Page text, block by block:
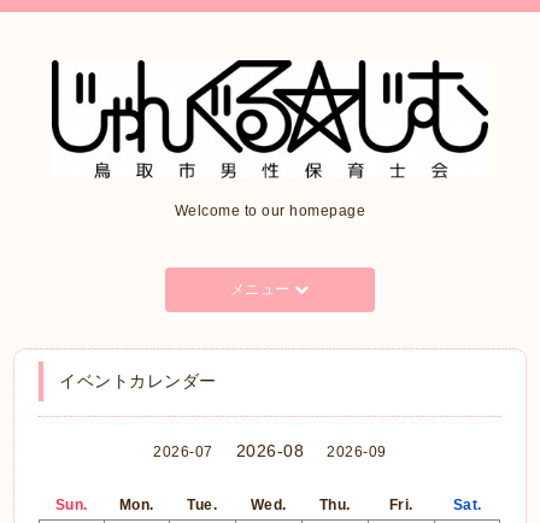
Welcome to our homepage
メニュー
イベントカレンダー
2026-07 2026-08 2026-09
Sun. Mon. Tue. Wed. Thu. Fri. Sat.